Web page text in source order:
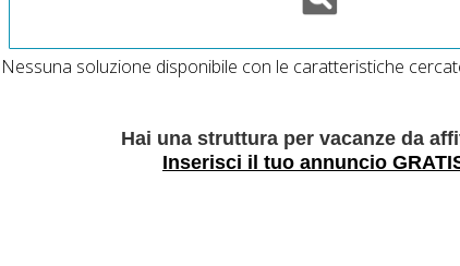
Nessuna soluzione disponibile con le caratteristiche
Hai una struttura per vacanze da
Inserisci il tuo annuncio